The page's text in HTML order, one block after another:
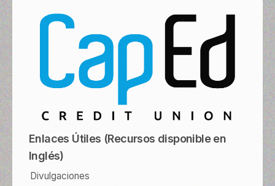
Enlaces Útiles (Recursos disponible en
Inglés)
Divulgaciones